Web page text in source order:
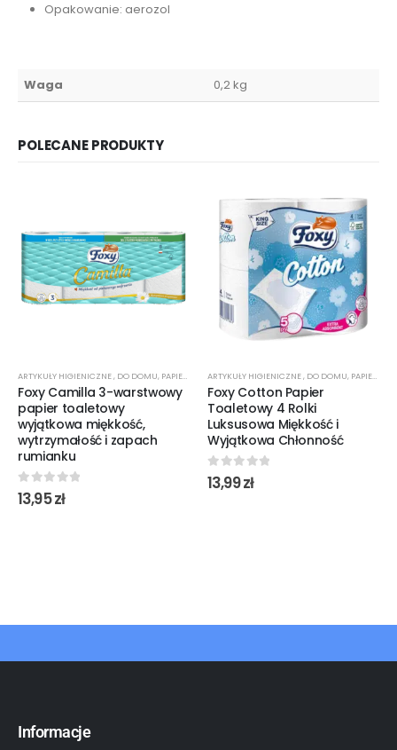
Opakowanie: aerozol
Waga 0,2 kg
POLECANE PRODUKTY
ARTYKUŁY HIGIENICZNE, DO DOMU, PAPIER TOALETOWY
Foxy Camilla 3-warstwowy
papier toaletowy
wyjątkowa miękkość,
wytrzymałość i zapach
rumianku
0out of 5
13,95zł
ARTYKUŁY HIGIENICZNE, DO DOMU, PAPIER TOALETOWY
Foxy Cotton Papier
Toaletowy 4 Rolki
Luksusowa Miękkość i
Wyjątkowa Chłonność
0out of 5
13,99zł
Informacje